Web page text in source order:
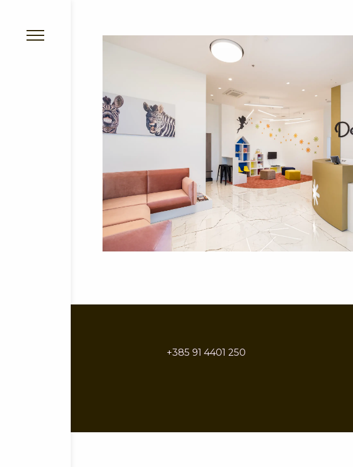
+385 91 4401 250